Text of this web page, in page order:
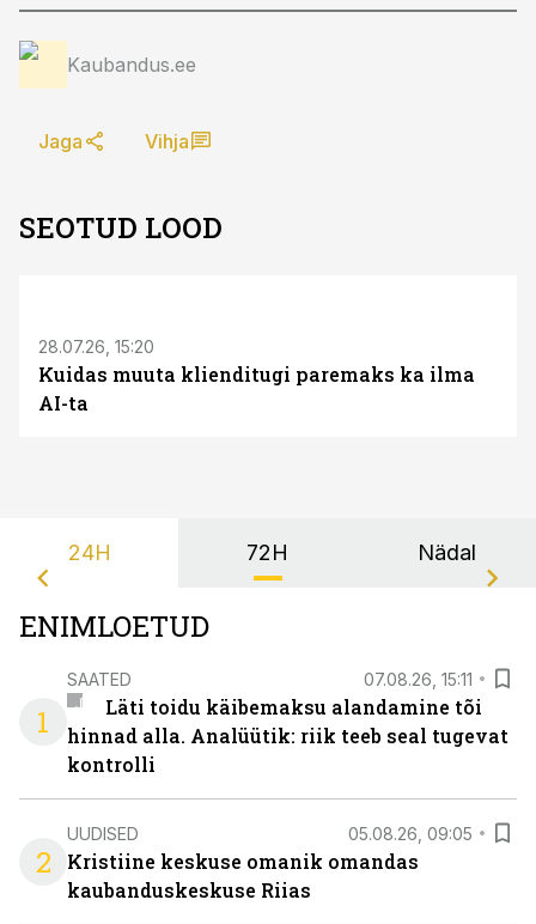
Kaubandus.ee
Jaga Vihja
SEOTUD LOOD
28.07.26, 15:20
Kuidas muuta klienditugi paremaks ka ilma
AI-ta
24H 72H Nädal
ENIMLOETUD
1
SAATED 07.08.26, 15:11
Läti toidu käibemaksu alandamine tõi
hinnad alla. Analüütik: riik teeb seal tugevat
kontrolli
2
UUDISED 05.08.26, 09:05
Kristiine keskuse omanik omandas
kaubanduskeskuse Riias